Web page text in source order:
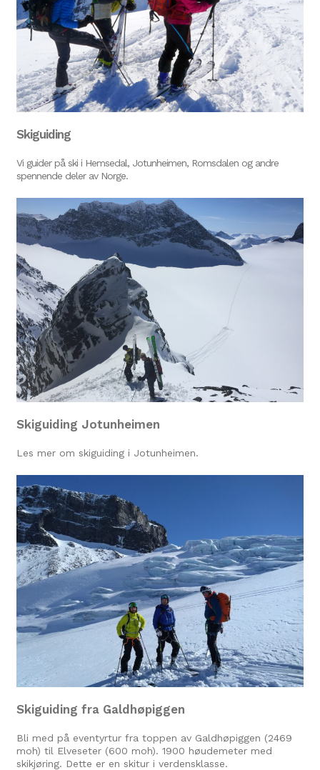
Skiguiding
Vi guider på ski i Hemsedal, Jotunheimen, Romsdalen og andre
spennende deler av Norge.
Skiguiding Jotunheimen
Les mer om skiguiding i Jotunheimen.
Skiguiding fra Galdhøpiggen
Bli med på eventyrtur fra toppen av Galdhøpiggen (2469
moh) til Elveseter (600 moh). 1900 høudemeter med
skikjøring. Dette er en skitur i verdensklasse.